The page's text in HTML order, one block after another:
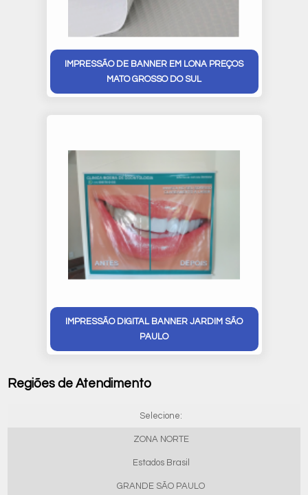
IMPRESSÃO DE BANNER EM LONA PREÇOS
MATO GROSSO DO SUL
IMPRESSÃO DIGITAL BANNER JARDIM SÃO
PAULO
Regiões de Atendimento
Selecione:
ZONA NORTE
Estados Brasil
GRANDE SÃO PAULO